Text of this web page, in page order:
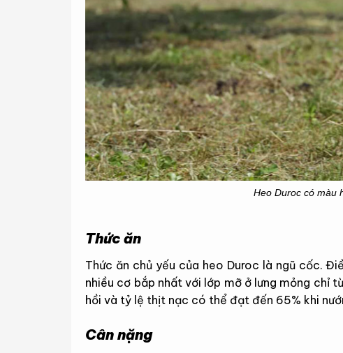
Heo Duroc có màu
Thức ăn
Thức ăn chủ yếu của heo Duroc là ngũ cốc.
nhiều cơ bắp nhất với lớp mỡ ở lưng mỏng chỉ
hồi và tỷ lệ thịt nạc có thể đạt đến 65% khi
Cân nặng